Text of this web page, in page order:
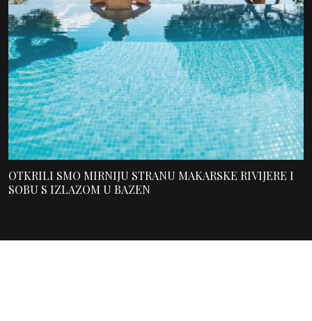
OTKRILI SMO MIRNIJU STRANU MAKARSKE RIVIJERE I
SOBU S IZLAZOM U BAZEN